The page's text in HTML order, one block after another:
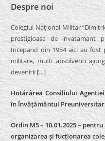
Despre noi
Colegiul Naţional Militar
prestigioasa de invatamant
Incepand din 1954 aici au
militare, multi absolventi
devenirii[…]
Hotărârea Consiliului
în Învățământul Preuniversitar
Ordin M5 – 10.01.2025 –
organizarea și fucționarea